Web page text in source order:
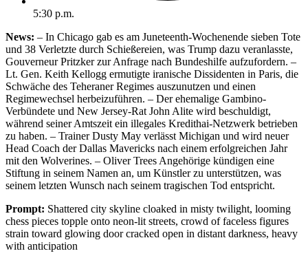
5:30 p.m.
News: – In Chicago gab es am Juneteenth-Wochenende sieben Tote
und 38 Verletzte durch Schießereien, was Trump dazu veranlasste,
Gouverneur Pritzker zur Anfrage nach Bundeshilfe aufzufordern. –
Lt. Gen. Keith Kellogg ermutigte iranische Dissidenten in Paris, die
Schwäche des Teheraner Regimes auszunutzen und einen
Regimewechsel herbeizuführen. – Der ehemalige Gambino-
Verbündete und New Jersey-Rat John Alite wird beschuldigt,
während seiner Amtszeit ein illegales Kredithai-Netzwerk betrieben
zu haben. – Trainer Dusty May verlässt Michigan und wird neuer
Head Coach der Dallas Mavericks nach einem erfolgreichen Jahr
mit den Wolverines. – Oliver Trees Angehörige kündigen eine
Stiftung in seinem Namen an, um Künstler zu unterstützen, was
seinem letzten Wunsch nach seinem tragischen Tod entspricht.
Prompt: Shattered city skyline cloaked in misty twilight, looming
chess pieces topple onto neon-lit streets, crowd of faceless figures
strain toward glowing door cracked open in distant darkness, heavy
with anticipation